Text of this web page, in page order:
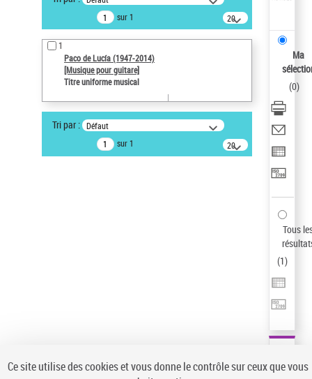
Recherche avancée dans les
notices d’autorité
Œuvres liées à l'auteur :
Paco de Lucía (1947-2014)
Type de notice d'autorité
Œuvre
Auteur d’œuvre
sur 1
20
résultats/page
1
Paco de Lucía (1947-2014)
[Musique pour guitare]
Titre uniforme musical
Tri par : Défaut
sur 1
20
résultats/page
Ma
(0)
Tous
(1)
Ce site utilise des cookies et vous donne le contrôle sur ceux que vous